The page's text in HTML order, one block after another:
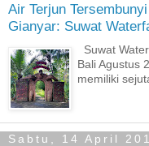
Air Terjun
Gianyar: Suwat
Suwat
Bali Agustus
memiliki
Sabtu, 14 April